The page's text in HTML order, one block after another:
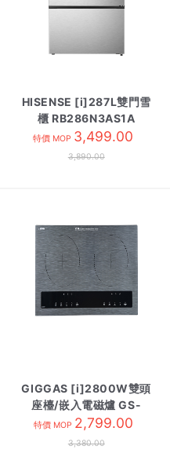
HISENSE [i]287L雙門雪
櫃 RB286N3AS1A
特價 MOP 3,499.00
3,890.00
GIGGAS [i]2800W雙頭
座檯/嵌入電磁爐 GS-
339T
特價 MOP 2,799.00
3,380.00